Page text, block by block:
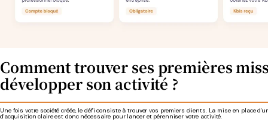
Comment trouver ses premières
développer son activité ?
Une fois votre société créée, le défi consiste à trouver vos premiers clients. La mise en place
d'acquisition claire est donc nécessaire pour lancer et pérenniser votre activité.